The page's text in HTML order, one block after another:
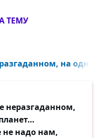
ТЕМУ
на одной
неразгаданном,
не надо нам,